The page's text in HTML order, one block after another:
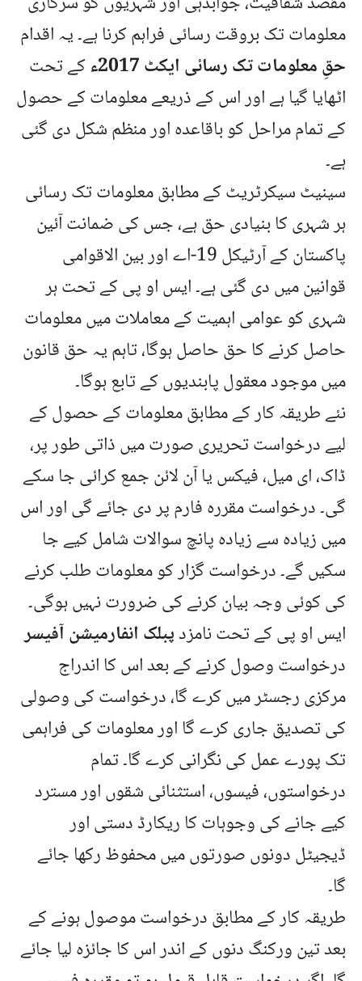
معلومات تک بروقت رسائی فراہم کرنا ہے۔ یہ اقدام
حقِ معلومات تک رسائی ایکٹ 2017ء
کے تحت
اٹھایا گیا ہے اور اس کے ذریعے معلومات کے حصول
کے تمام مراحل کو باقاعدہ اور منظم شکل دی گئی
ہے۔
سینیٹ سیکرٹریٹ کے مطابق معلومات تک رسائی
ہر شہری کا بنیادی حق ہے، جس کی ضمانت آئین
پاکستان کے آرٹیکل 19-اے اور بین الاقوامی
قوانین میں دی گئی ہے۔ ایس او پی کے تحت ہر
شہری کو عوامی اہمیت کے معاملات میں معلومات
حاصل کرنے کا حق حاصل ہوگا، تاہم یہ حق قانون
میں موجود معقول پابندیوں کے تابع ہوگا۔
نئے طریقہ کار کے مطابق معلومات کے حصول کے
لیے درخواست تحریری صورت میں ذاتی طور پر،
ڈاک، ای میل، فیکس یا آن لائن جمع کرائی جا سکے
گی۔ درخواست مقررہ فارم پر دی جائے گی اور اس
میں زیادہ سے زیادہ پانچ سوالات شامل کیے جا
سکیں گے۔ درخواست گزار کو معلومات طلب کرنے
کی کوئی وجہ بیان کرنے کی ضرورت نہیں ہوگی۔
ایس او پی کے تحت نامزدپبلک انفارمیشن آفیسر
درخواست وصول کرنے کے بعد اس کا اندراج
مرکزی رجسٹر میں کرے گا، درخواست کی وصولی
کی تصدیق جاری کرے گا اور معلومات کی فراہمی
تک پورے عمل کی نگرانی کرے گا۔ تمام
درخواستوں، فیسوں، استثنائی شقوں اور مسترد
کیے جانے کی وجوہات کا ریکارڈ دستی اور
ڈیجیٹل دونوں صورتوں میں محفوظ رکھا جائے
گا۔
طریقہ کار کے مطابق درخواست موصول ہونے کے
بعد تین ورکنگ دنوں کے اندر اس کا جائزہ لیا جائے